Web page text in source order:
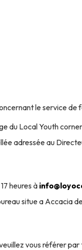
le service de
du Local Youth
adressée au
heures à
situe a Accacia
vous référer par